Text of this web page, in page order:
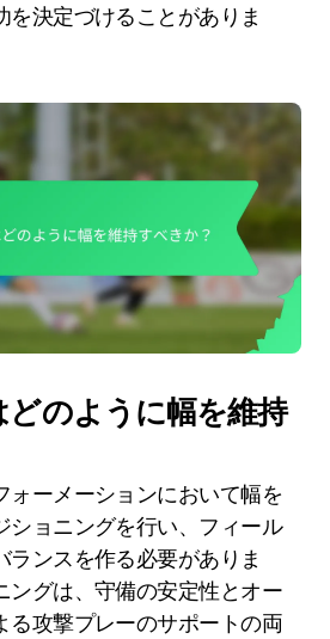
を決定づけることがありま
のように幅を維持
ォーメーションにおいて幅を
ショニングを行い、フィール
ランスを作る必要がありま
ングは、守備の安定性とオー
る攻撃プレーのサポートの両